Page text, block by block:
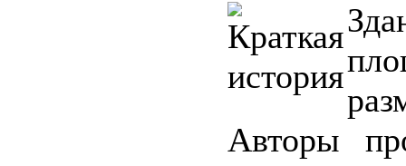
Авторы